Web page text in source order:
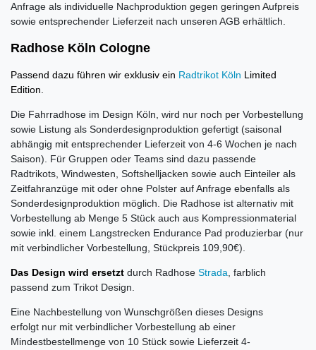
Anfrage als individuelle Nachproduktion gegen geringen Aufpreis
sowie entsprechender Lieferzeit nach unseren AGB erhältlich.
Radhose Köln Cologne
Passend dazu führen wir exklusiv ein Radtrikot Köln Limited
Edition.
Die Fahrradhose im Design Köln, wird nur noch per Vorbestellung
sowie Listung als Sonderdesignproduktion gefertigt (saisonal
abhängig mit entsprechender Lieferzeit von 4-6 Wochen je nach
Saison). Für Gruppen oder Teams sind dazu passende
Radtrikots, Windwesten, Softshelljacken sowie auch Einteiler als
Zeitfahranzüge mit oder ohne Polster auf Anfrage ebenfalls als
Sonderdesignproduktion möglich. Die Radhose ist alternativ mit
Vorbestellung ab Menge 5 Stück auch aus Kompressionmaterial
sowie inkl. einem Langstrecken Endurance Pad produzierbar (nur
mit verbindlicher Vorbestellung, Stückpreis 109,90€).
Das Design wird ersetzt durch Radhose Strada, farblich
passend zum Trikot Design.
Eine Nachbestellung von Wunschgrößen dieses Designs
erfolgt nur mit verbindlicher Vorbestellung ab einer
Mindestbestellmenge von 10 Stück sowie Lieferzeit 4-